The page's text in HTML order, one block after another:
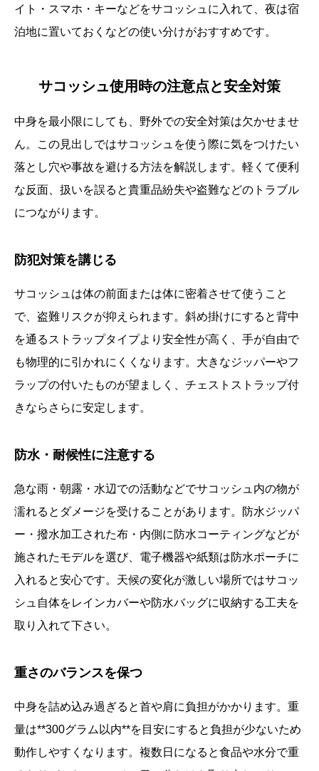
イト・スマホ・キーなどをサコッシュに入れて、夜は宿
泊地に置いておくなどの使い分けがおすすめです。
サコッシュ使用時の注意点と安全対策
中身を最小限にしても、野外での安全対策は欠かせませ
ん。この見出しではサコッシュを使う際に気をつけたい
落とし穴や事故を避ける方法を解説します。軽くて便利
な反面、扱いを誤ると貴重品紛失や盗難などのトラブル
につながります。
防犯対策を講じる
サコッシュは体の前面または体に密着させて使うこと
で、盗難リスクが抑えられます。斜め掛けにすると背中
を通るストラップタイプより安全性が高く、手が自由で
も物理的に引かれにくくなります。大きなジッパーやフ
ラップの付いたものが望ましく、チェストストラップ付
きならさらに安定します。
防水・耐候性に注意する
急な雨・朝露・水辺での活動などでサコッシュ内の物が
濡れるとダメージを受けることがあります。防水ジッパ
ー・撥水加工された布・内側に防水コーティングなどが
施されたモデルを選び、電子機器や紙類は防水ポーチに
入れると安心です。天候の変化が激しい場所ではサコッ
シュ自体をレインカバーや防水バッグに収納する工夫を
取り入れて下さい。
重さのバランスを保つ
中身を詰め込み過ぎると首や肩に負担がかかります。重
量は**300グラム以内**を目安にすると負担が少ないため
動作しやすくなります。複数日になると食品や水分で重